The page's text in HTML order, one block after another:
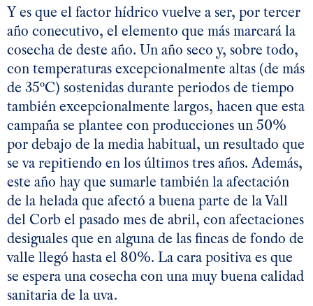
Y es que el factor hídrico vuelve a ser, por tercer
año conecutivo, el elemento que más marcará la
cosecha de deste año. Un año seco y, sobre todo,
con temperaturas excepcionalmente altas (de más
de 35ºC) sostenidas durante periodos de tiempo
también excepcionalmente largos, hacen que esta
campaña se plantee con producciones un 50%
por debajo de la media habitual, un resultado que
se va repitiendo en los últimos tres años. Además,
este año hay que sumarle también la afectación
de la helada que afectó a buena parte de la Vall
del Corb el pasado mes de abril, con afectaciones
desiguales que en alguna de las fincas de fondo de
valle llegó hasta el 80%. La cara positiva es que
se espera una cosecha con una muy buena calidad
sanitaria de la uva.